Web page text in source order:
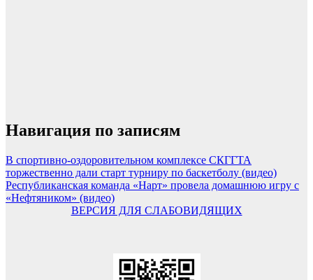
Навигация по записям
В спортивно-оздоровительном комплексе СКГГТА
торжественно дали старт турниру по баскетболу (видео)
Республиканская команда «Нарт» провела домашнюю игру с
«Нефтяником» (видео)
ВЕРСИЯ ДЛЯ СЛАБОВИДЯЩИХ